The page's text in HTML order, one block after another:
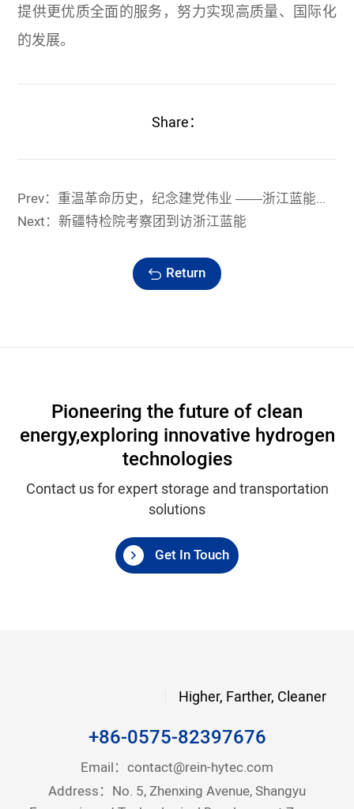
提供更优质全面的服务，努力实现高质量、国际化
的发展。
Share：
Prev：重温革命历史，纪念建党伟业 ——浙江蓝能党支部纪念建党99周年党建活动
Next：新疆特检院考察团到访浙江蓝能
Return
Pioneering the future of clean
energy,exploring innovative hydrogen
technologies
Contact us for expert storage and transportation
solutions
Get In Touch
Higher, Farther, Cleaner
+86-0575-82397676
Email： contact@rein-hytec.com
Address：No. 5, Zhenxing Avenue, Shangyu